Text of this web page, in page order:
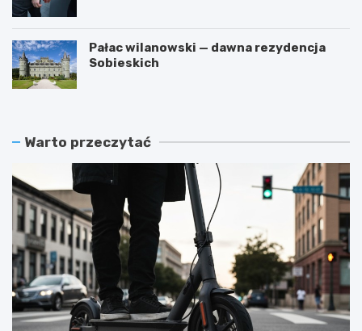
Pałac wilanowski — dawna rezydencja
Sobieskich
Warto przeczytać